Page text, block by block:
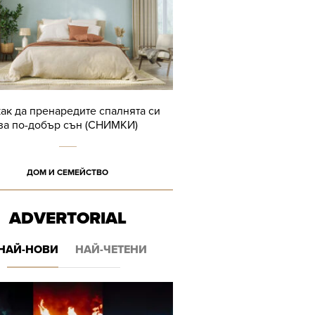
да пренаредите спалнята си
по-добър сън (СНИМКИ)
ДОМ И СЕМЕЙСТВО
ADVERTORIAL
НОВИ НАЙ-ЧЕТЕНИ